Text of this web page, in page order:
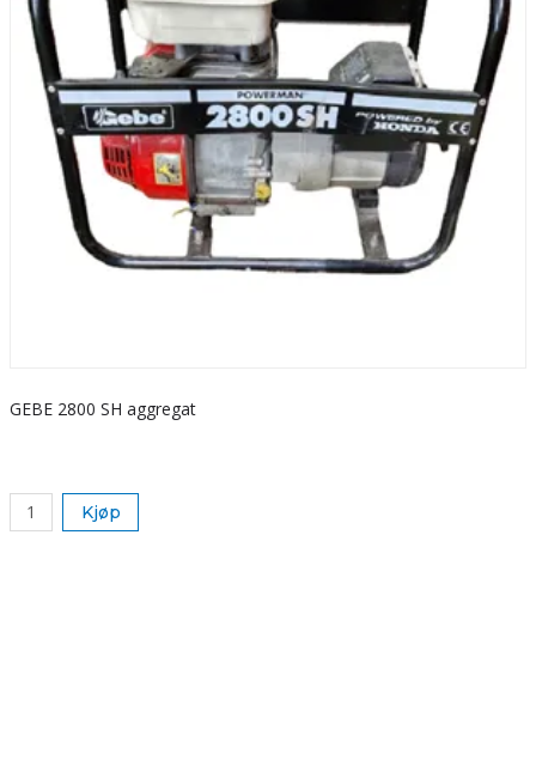
GEBE 2800 SH aggregat
Kjøp